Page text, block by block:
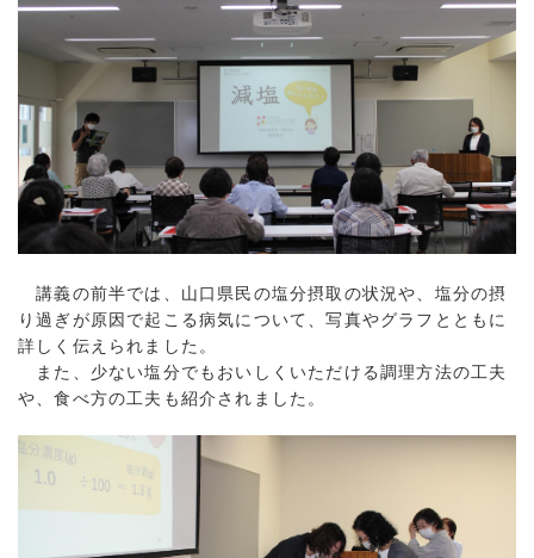
講義の前半では、山口県民の塩分摂取の状況や、塩分の摂
り過ぎが原因で起こる病気について、写真やグラフとともに
詳しく伝えられました。
また、少ない塩分でもおいしくいただける調理方法の工夫
や、食べ方の工夫も紹介されました。